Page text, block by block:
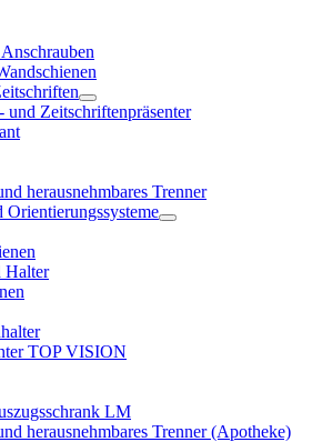
und Zeitschriftenpräsenter
herausnehmbares Trenner
Halter
TOP VISION
LM
herausnehmbares Trenner (Apotheke)